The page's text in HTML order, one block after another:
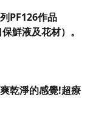
PF126作品
鮮液及花材）。
乾淨的感覺!超療